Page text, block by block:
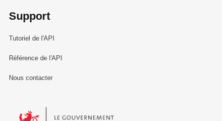
Support
Tutoriel de l'API
Référence de l'API
Nous contacter
Le Gouvernement du Grand-Duché de Luxembourg - Service